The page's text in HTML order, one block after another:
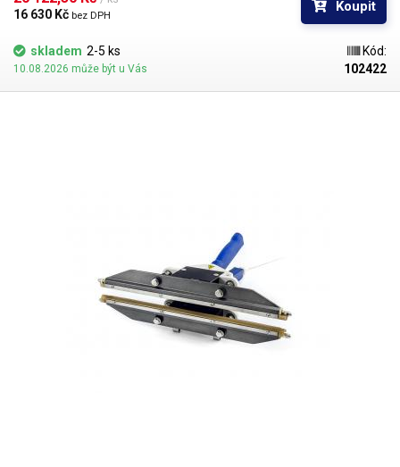
LDPE, HDPE, BOPP, PVC fólií a bublinkových fólií. Tato svářečka se skládá
z masivního kovového stojanu, jehož součástí je kovový pedál, ze
kterého vede ocelová tyč (táhlo) rovnou k horní čelisti svářečky. Při stisku
pedálu dojde k přítlaku horní čelisti ke spodní a stlačení zatavovaného
obalu mezi čelisti. Po uvolnění pedálu vrátí horní čelist do původní
polohy mohutná pružina. Čelisti jsou u této svářečky ohřívány topnými
nepotřebuje žádný teflonový pásek ani jiný
snižuje náklady na provoz
mechanismus je velmi jednoduchý,bezúdržbový. Díky robustnímu
celokovovému provedení se hodí především do velkých provozů
svařování větších objemů obalůa všude tam, kde je zapotřebí
a není čas měnit tavné dráty a PTFE fólie. Díky svářecí stanici
PFS-DD400 se obsluha oproti běžným pákovým svářečkám tolik neunaví
16 630 Kč bez DPH
Koupit
skladem 2-5 ks
10.08.2026 může být u Vás
Kód:
102422